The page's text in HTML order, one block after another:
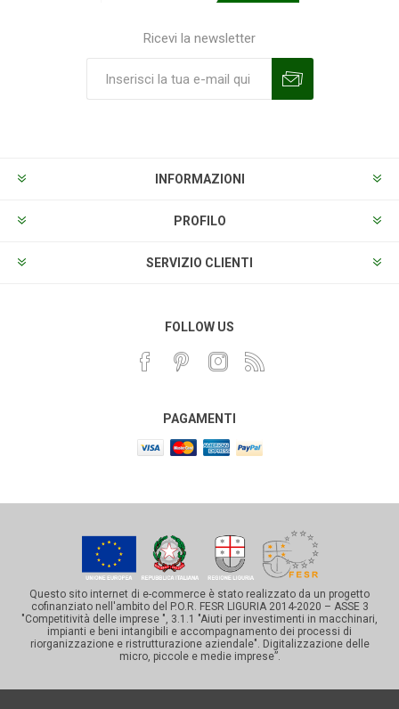
Ricevi la newsletter
INFORMAZIONI
PROFILO
SERVIZIO CLIENTI
FOLLOW US
PAGAMENTI
Questo sito internet di e-commerce è stato realizzato da un progetto
cofinanziato nell'ambito del P.O.R. FESR LIGURIA 2014-2020 – ASSE 3
"Competitività delle imprese ", 3.1.1 "Aiuti per investimenti in macchinari,
impianti e beni intangibili e accompagnamento dei processi di
riorganizzazione e ristrutturazione aziendale". Digitalizzazione delle
micro, piccole e medie imprese”.